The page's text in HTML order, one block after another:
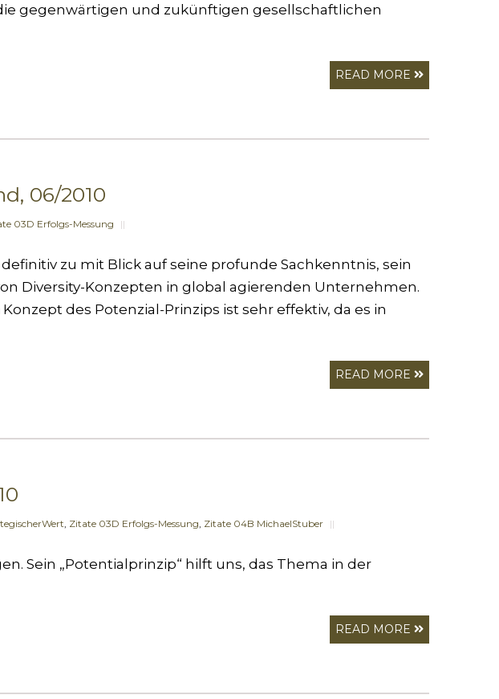
gegenwärtigen und zukünftigen gesellschaftlichen
READ MORE
06/2010
03D Erfolgs-Messung ||
zu mit Blick auf seine profunde Sachkenntnis, sein
Diversity-Konzepten in global agierenden Unternehmen.
des Potenzial-Prinzips ist sehr effektiv, da es in
READ MORE
Zitate 03D Erfolgs-Messung Zitate 04B MichaelStuber ||
Sein „Potentialprinzip“ hilft uns, das Thema in der
READ MORE